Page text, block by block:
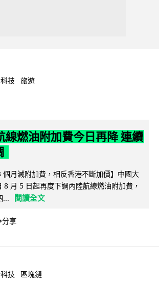
技 旅遊
線燃油附加費今日再降 連續
個月減附加費，相反香港不斷加價】中國大
8 月 5 日起再度下調內陸航線燃油附加費，
...
閱讀全文
分享
技 區塊鏈